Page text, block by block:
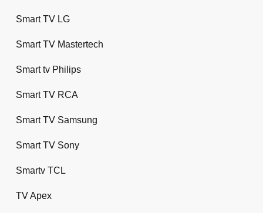
Smart TV LG
Smart TV Mastertech
Smart tv Philips
Smart TV RCA
Smart TV Samsung
Smart TV Sony
Smartv TCL
TV Apex